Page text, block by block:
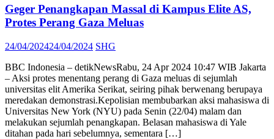
Geger Penangkapan Massal di Kampus Elite AS,
Protes Perang Gaza Meluas
Posted
24/04/202424/04/2024 Author
SHG
BBC Indonesia – detikNewsRabu, 24 Apr 2024 10:47 WIB Jakarta
– Aksi protes menentang perang di Gaza meluas di sejumlah
universitas elit Amerika Serikat, seiring pihak berwenang berupaya
meredakan demonstrasi.Kepolisian membubarkan aksi mahasiswa di
Universitas New York (NYU) pada Senin (22/04) malam dan
melakukan sejumlah penangkapan. Belasan mahasiswa di Yale
ditahan pada hari sebelumnya, sementara […]